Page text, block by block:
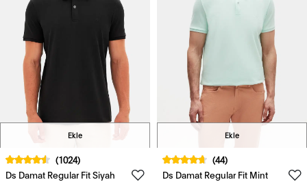
Ekle
(1024)
Ds Damat Regular Fit Siyah
Ekle
(44)
Ds Damat Regular Fit Mint